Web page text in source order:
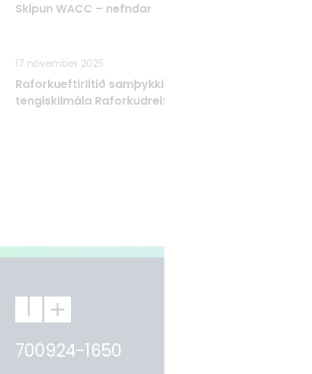
Skipun WACC – nefndar
17 nóvember 2025
Raforkueftirlitið samþykkir Tæknilega
tengiskilmála Raforkudreifingar TTR
700924-1650